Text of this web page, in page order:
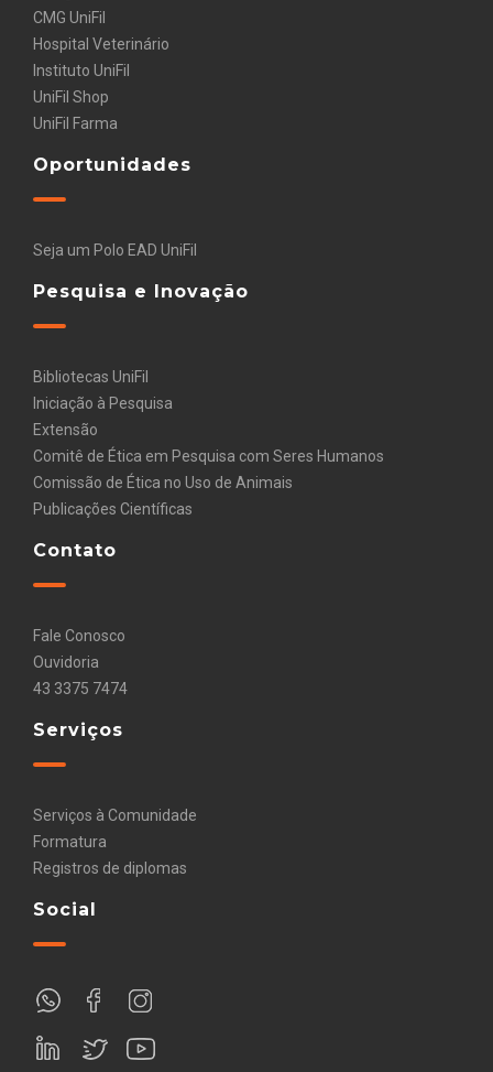
CMG UniFil
Hospital Veterinário
Instituto UniFil
UniFil Shop
UniFil Farma
Oportunidades
Seja um Polo EAD UniFil
Pesquisa e Inovação
Bibliotecas UniFil
Iniciação à Pesquisa
Extensão
Comitê de Ética em Pesquisa com Seres Humanos
Comissão de Ética no Uso de Animais
Publicações Científicas
Contato
Fale Conosco
Ouvidoria
43 3375 7474
Serviços
Serviços à Comunidade
Formatura
Registros de diplomas
Social